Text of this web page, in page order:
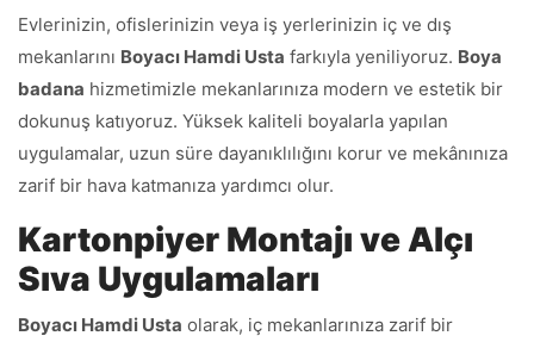
Evlerinizin, ofislerinizin veya iş yerlerinizin iç ve dış
mekanlarını Boyacı Hamdi Usta farkıyla yeniliyoruz. Boya
badana hizmetimizle mekanlarınıza modern ve estetik bir
dokunuş katıyoruz. Yüksek kaliteli boyalarla yapılan
uygulamalar, uzun süre dayanıklılığını korur ve mekânınıza
zarif bir hava katmanıza yardımcı olur.
Kartonpiyer Montajı ve Alçı
Sıva Uygulamaları
Boyacı Hamdi Usta olarak, iç mekanlarınıza zarif bir